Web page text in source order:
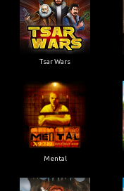
Tsar Wars
Mental